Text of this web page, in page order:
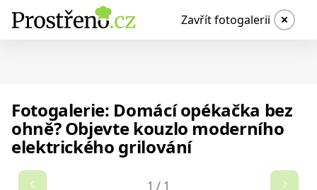
Zavřít fotogalerii
Fotogalerie: Domácí opékačka bez
ohně? Objevte kouzlo moderního
elektrického grilování
1 / 1